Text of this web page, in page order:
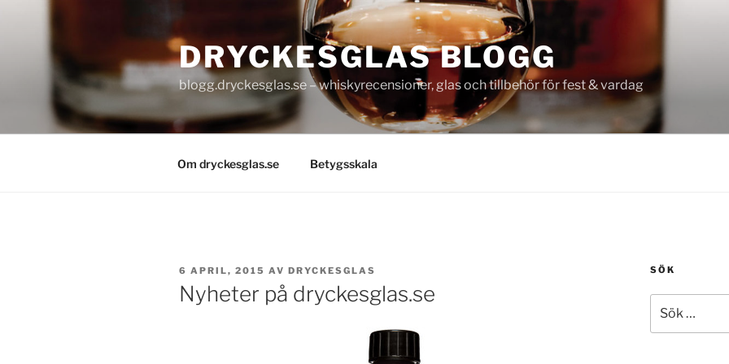
DRYCKESGLAS BLOGG
blogg.dryckesglas.se – whiskyrecensioner, glas och tillbehör för fest & vardag
Om dryckesglas.se Betygsskala
PUBLICERAT
6 APRIL, 2015 AV DRYCKESGLAS
Nyheter på dryckesglas.se
SÖK
efter: